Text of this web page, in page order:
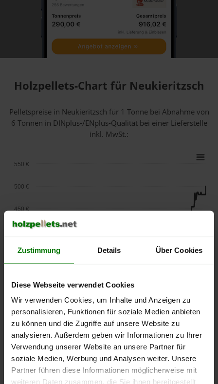
Zustimmung Details Über Cookies
Diese Webseite verwendet Cookies
Wir verwenden Cookies, um Inhalte und Anzeigen zu
personalisieren, Funktionen für soziale Medien anbieten
zu können und die Zugriffe auf unsere Website zu
analysieren. Außerdem geben wir Informationen zu Ihrer
Verwendung unserer Website an unsere Partner für
soziale Medien, Werbung und Analysen weiter. Unsere
Partner führen diese Informationen möglicherweise mit
weiteren Daten zusammen, die Sie ihnen bereitgestellt
Holzpellets-Chart für Neukieritzsch
Pelletspreise in Neukieritzsch für 1 Tonne bei Abnahmevon
6 Tonnen in DINplus-/ENplus-Qualität bei einer Lieferstelle
inkl. MwSt.:
lose Ware
2025
2026
2026
250 €
350 €
450 €
500 €
550 €
Die aktuelle Preisentwicklung für Holzpellets in Deutschland
können Sie jederzeit auf unsererPelletspreise-Seite
nachvollziehen.